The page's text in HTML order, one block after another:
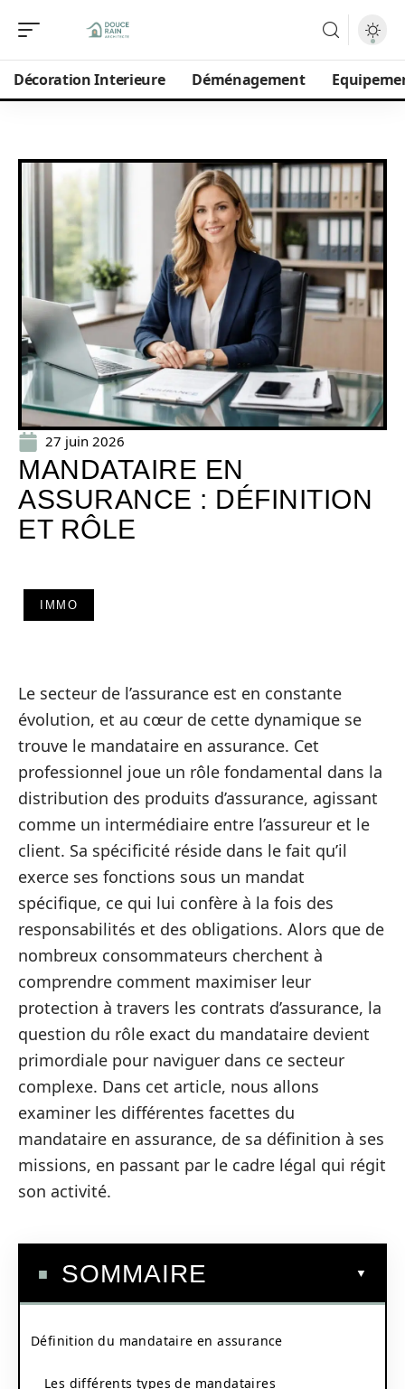
Décoration Interieure Déménagement
27 juin 2026
MANDATAIRE EN
ASSURANCE : DÉFINITION
ET RÔLE
IMMO
Le secteur de l’assurance est en constante
évolution, et au cœur de cette dynamique se
trouve le mandataire en assurance. Cet
professionnel joue un rôle fondamental dans la
distribution des produits d’assurance, agissant
comme un intermédiaire entre l’assureur et le
client. Sa spécificité réside dans le fait qu’il
exerce ses fonctions sous un mandat
spécifique, ce qui lui confère à la fois des
responsabilités et des obligations. Alors que de
nombreux consommateurs cherchent à
comprendre comment maximiser leur
protection à travers les contrats d’assurance, la
question du rôle exact du mandataire devient
primordiale pour naviguer dans ce secteur
complexe. Dans cet article, nous allons
examiner les différentes facettes du
mandataire en assurance, de sa définition à ses
missions, en passant par le cadre légal qui régit
son activité.
SOMMAIRE
Définition du mandataire en assurance
Les différents types de mandataires